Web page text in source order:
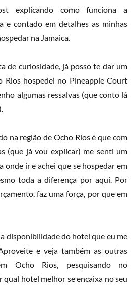
explicando como funciona a
e contado em detalhes as minhas
na Jamaica
de curiosidade, já posso te dar um
Rios hospedei no Pineapple Court
algumas ressalvas (que conto lá
na região de Ocho Rios é que com
(que já vou explicar) me senti um
onde ir e achei que se hospedar em
toda a diferença por aqui. Por
faz uma força, por que em
disponibilidade do hotel que eu me
Aproveite e veja também as outras
Ocho Rios, pesquisando no
qual hotel melhor se encaixa no seu